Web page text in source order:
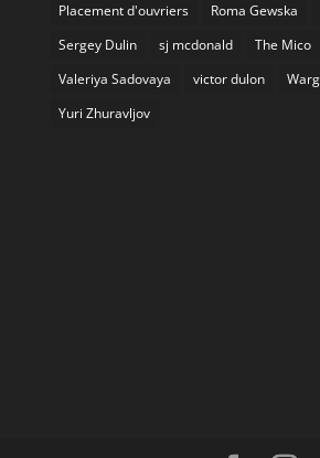
Placement d'ouvriers
Roma Gewska
Sergey Dulin
sj mcdonald The Mico
Valeriya Sadovaya
victor dulon
Yuri Zhuravljov